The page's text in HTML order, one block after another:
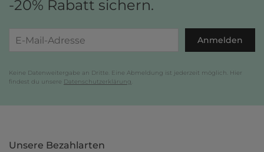
-20% Rabatt sichern.
Anmelden
Keine Datenweitergabe an Dritte. Eine Abmeldung ist jederzeit möglich. Hier
findest du unsere Datenschutzerklärung
Unsere Bezahlarten